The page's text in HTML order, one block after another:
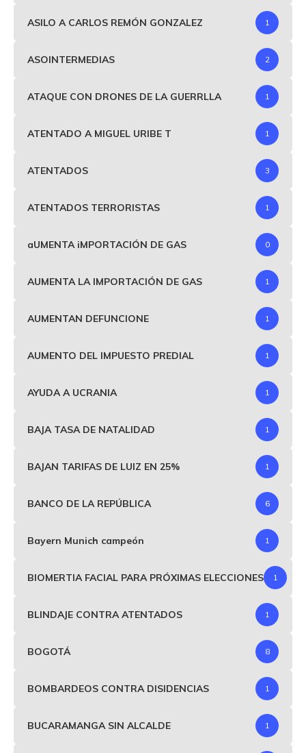
ASILO A CARLOS REMÓN GONZALEZ 1
ASOINTERMEDIAS 2
ATAQUE CON DRONES DE LA GUERRLLA 1
ATENTADO A MIGUEL URIBE T 1
ATENTADOS 3
ATENTADOS TERRORISTAS 1
aUMENTA iMPORTACIÓN DE GAS 0
AUMENTA LA IMPORTACIÓN DE GAS 1
AUMENTAN DEFUNCIONE 1
AUMENTO DEL IMPUESTO PREDIAL 1
AYUDA A UCRANIA 1
BAJA TASA DE NATALIDAD 1
BAJAN TARIFAS DE LUIZ EN 25% 1
BANCO DE LA REPÚBLICA 6
Bayern Munich campeón 1
BIOMERTIA FACIAL PARA PRÓXIMAS ELECCIONES 1
BLINDAJE CONTRA ATENTADOS 1
BOGOTÁ 8
BOMBARDEOS CONTRA DISIDENCIAS 1
BUCARAMANGA SIN ALCALDE 1